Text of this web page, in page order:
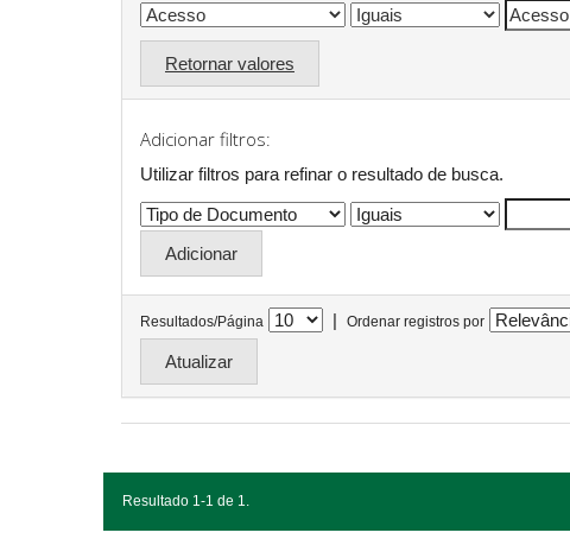
Retornar valores
Adicionar filtros:
Utilizar filtros para refinar o resultado de busca.
Resultados/Página | Ordenar registros por
Resultado 1-1 de 1.